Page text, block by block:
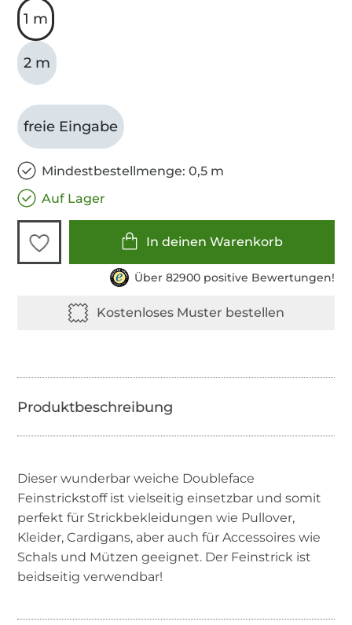
1 m
2 m
freie Eingabe
Mindestbestellmenge: 0,5 m
Auf Lager
In deinen Warenkorb
Über 82900 positive Bewertungen!
Dieser wunderbar weiche Doubleface
Feinstrickstoff ist vielseitig einsetzbar und somit
perfekt für Strickbekleidungen wie Pullover,
Kleider, Cardigans, aber auch für Accessoires wie
Schals und Mützen geeignet. Der Feinstrick ist
beidseitig verwendbar!